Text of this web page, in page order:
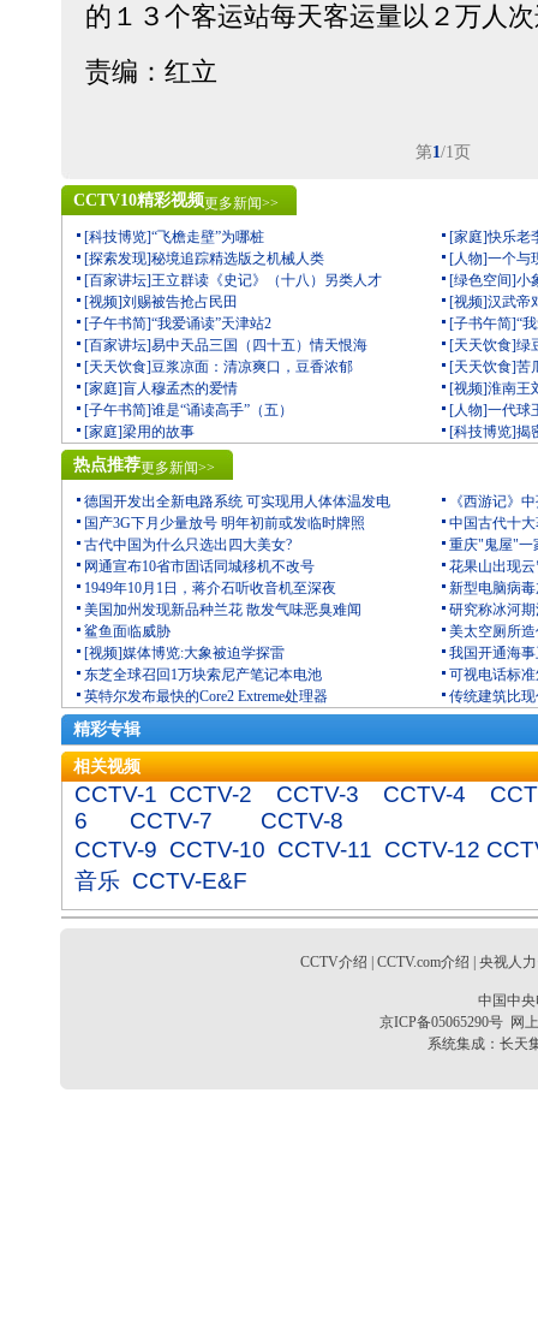
的１３个客运站每天客运量以２万人
责编：红立
第1/1页
CCTV10精彩视频更多新闻>>
[科技博览]“飞檐走壁”为哪桩
[家庭]快乐老
[探索发现]秘境追踪精选版之机械人类
[人物]一个
[百家讲坛]王立群读《史记》（十八）另类人才
[绿色空间]小
[视频]刘赐被告抢占民田
[视频]汉武帝
[子午书简]“我爱诵读”天津站2
[子书午简]“
[百家讲坛]易中天品三国（四十五）情天恨海
[天天饮食]绿
[天天饮食]豆浆凉面：清凉爽口，豆香浓郁
[天天饮食]苦
[家庭]盲人穆孟杰的爱情
[视频]淮南王
[子午书简]谁是“诵读高手”（五）
[人物]一代球
[家庭]梁用的故事
[科技博览]揭
热点推荐更多新闻>>
德国开发出全新电路系统 可实现用人体体温发电
《西游记》
国产3G下月少量放号 明年初前或发临时牌照
中国古代十
古代中国为什么只选出四大美女?
重庆"鬼屋"一
网通宣布10省市固话同城移机不改号
花果山出现
1949年10月1日，蒋介石听收音机至深夜
新型电脑病
美国加州发现新品种兰花 散发气味恶臭难闻
研究称冰河
鲨鱼面临威胁
美太空厕所
[视频]媒体博览:大象被迫学探雷
我国开通海
东芝全球召回1万块索尼产笔记本电池
可视电话标
英特尔发布最快的Core2 Extreme处理器
传统建筑比
精彩专辑
相关视频
CCTV-1 CCTV-2 CCTV-3 CCTV-4
6
CCTV-7
CCTV-8
CCTV-9 CCTV-10 CCTV-11 CCTV-12
音乐 CCTV-E&F
CCTV介绍 CCTV.com介绍 央视人
中国中
京ICP备05065290号 网
系统集成： 长天